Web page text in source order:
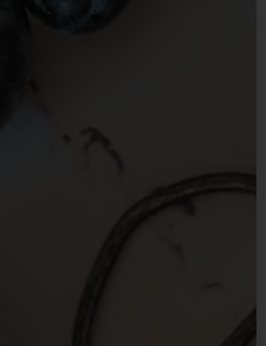
Eintopf mit Kabanossi